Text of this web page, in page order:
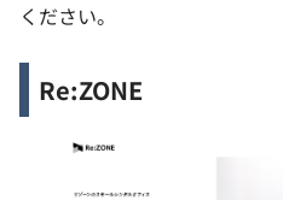
ください。
Re:ZONE